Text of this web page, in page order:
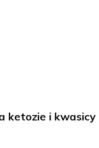
ketozie i kwasicy